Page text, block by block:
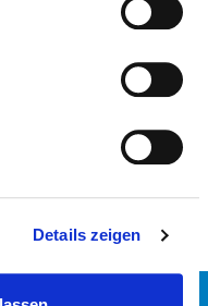
Details zeigen
(PQ05)